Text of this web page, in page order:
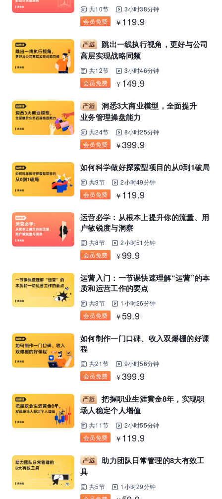
共10节
3小时38分钟
会员免费
￥ 119.9
跳出一线执行视角，更好与公司
高层实现战略同频
共12节
3小时46分钟
会员免费
￥ 149.9
洞悉3大商业模型，全面提升
业务管理操盘能力
共24节
8小时25分钟
会员免费
￥399.9
如何科学做好探索型项目的从0到1破局
共9节
2小时49分钟
会员免费
￥ 119.9
运营必学：从根本上提升你的流量、用
户敏锐度与洞察
共8节
2小时51分钟
会员免费
￥99.9
运营入门：一节课快速理解“运营”的本
质和运营工作的要点
共3节
1小时26分钟
会员免费
￥59.9
如何制作一门口碑、收入双爆棚的好课
程
共21节
9小时56分钟
会员免费
￥399.9
把握职业生涯黄金8年，实现职
场人稳定个人增值
共11节
2小时55分钟
会员免费
￥ 119.9
助力团队日常管理的8大有效工
具
共5节
1小时29分钟